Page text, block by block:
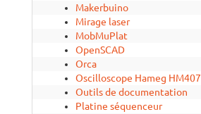
Makerbuino
Mirage laser
MobMuPlat
OpenSCAD
Orca
Oscilloscope Hameg HM407
Outils de documentation
Platine séquenceur